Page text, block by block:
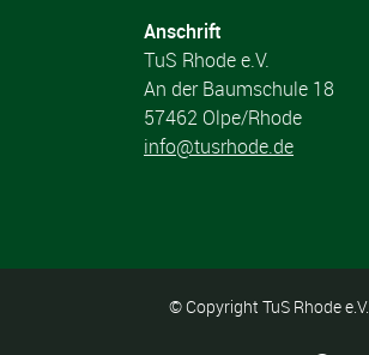
Anschrift
TuS Rhode e.V.
An der Baumschule 18
57462 Olpe/Rhode
info@tusrhode.de
© Copyright TuS Rhode e.V.